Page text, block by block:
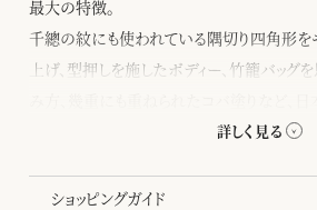
最大の特徴。
千總の紋にも使われている隅切り四角形を
上げ、型押しを施したボディー、竹籠バッグ
事が随所に生かされています。
れます。
ショッピングガイド